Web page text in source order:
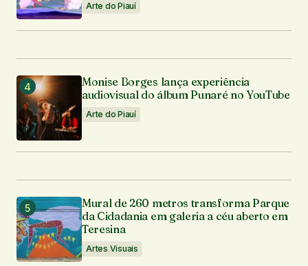
Arte do Piauí
Monise Borges lança experiência
audiovisual do álbum Punaré no YouTube
Arte do Piauí
Mural de 260 metros transforma Parque
da Cidadania em galeria a céu aberto em
Teresina
Artes Visuais